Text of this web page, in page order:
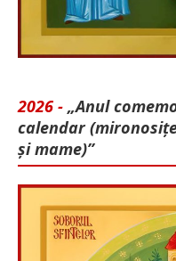
2026 - „Anul
calendar
și mame)”